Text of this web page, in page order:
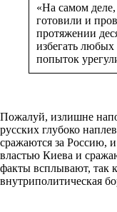
«На самом
готовили и
протяжении
избегать любых
попыток
Пожалуй, излишне
русских глубоко
сражаются за Россию, и
властью Киева и
факты всплывают, так
внутриполитическая